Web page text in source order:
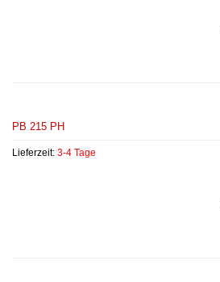
PB 215 PH
Lieferzeit: 3-4 Tage